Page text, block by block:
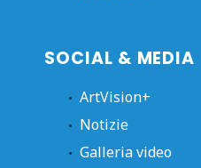
SOCIAL & MEDIA
ArtVision+
Notizie
Galleria video